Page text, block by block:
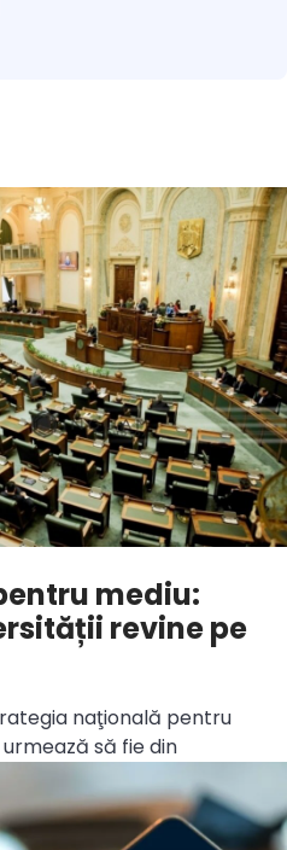
mediu:
revine pe
naţională pentru
să fie din